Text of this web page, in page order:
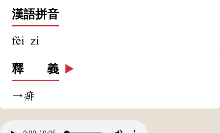
漢語拼音
fèi zi
釋 義 ▶️
→痱